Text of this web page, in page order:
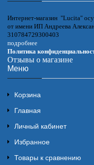
Интернет-магазин "Lucita"
от имени ИП Андреева
310784729300403
подробнее
Политика
Отзывы о магазине
Меню
Корзина
Главная
Личный кабинет
Избранное
Товары к сравнению